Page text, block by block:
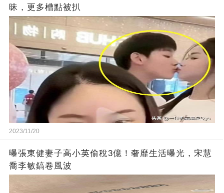
昧，更多槽點被扒
2023/11/20
曝張東健妻子高小英偷稅3億！奢靡生活曝光，宋慧
喬李敏鎬卷風波